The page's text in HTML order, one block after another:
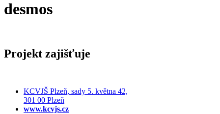
desmos
Projekt zajišťuje
KCVJŠ Plzeň, sady 5. května 42,
301 00 Plzeň
www.kcvjs.cz